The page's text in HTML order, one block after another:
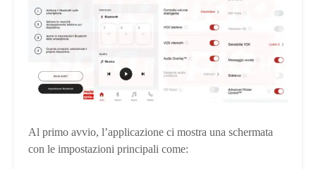
Al primo avvio, l’applicazione ci mostra una schermata
con le impostazioni principali come: